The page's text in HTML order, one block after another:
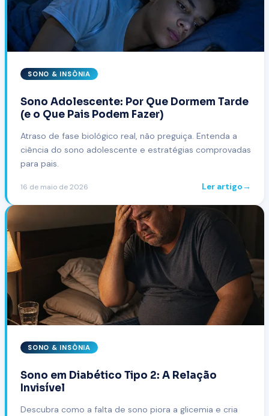
SONO & INSÔNIA
Sono Adolescente: Por Que Dormem Tarde
(e o Que Pais Podem Fazer)
Atraso de fase biológico real, não preguiça. Entenda a
ciência do sono adolescente e estratégias comprovadas
para pais.
16 de maio de 2026 Ler artigo→
SONO & INSÔNIA
Sono em Diabético Tipo 2: A Relação
Invisível
Descubra como a falta de sono piora a glicemia e cria